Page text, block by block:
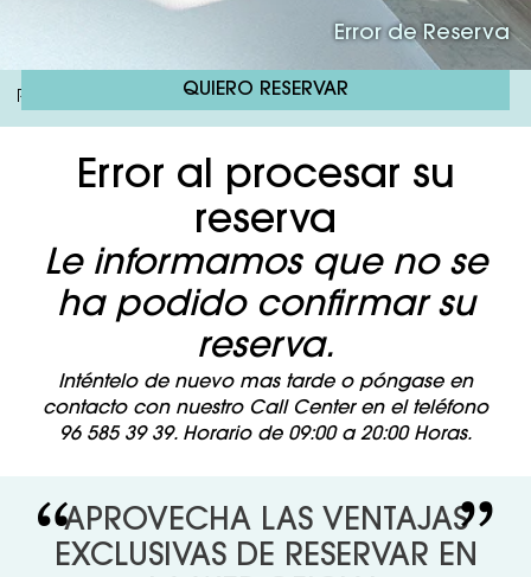
Error de Reserva
QUIERO RESERVAR
RH Bayren & Spa Reserva/Error De Reserva
Error al procesar su
reserva
Le informamos que no se
ha podido confirmar su
reserva.
Inténtelo de nuevo mas tarde o póngase en
contacto con nuestro Call Center en el teléfono
96 585 39 39. Horario de 09:00 a 20:00 Horas.
APROVECHA LAS VENTAJAS
EXCLUSIVAS DE RESERVAR EN